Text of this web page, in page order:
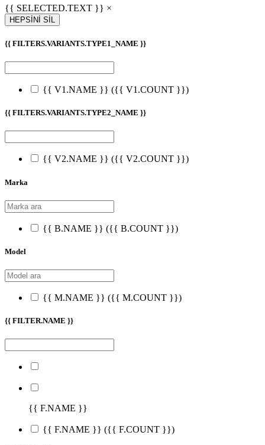
{{ SELECTED.TEXT }} ×
HEPSİNİ SİL
{{ FILTERS.VARIANTS.TYPE1_NAME }}
{{ V1.NAME }} ({{ V1.COUNT }})
{{ FILTERS.VARIANTS.TYPE2_NAME }}
{{ V2.NAME }} ({{ V2.COUNT }})
Marka
{{ B.NAME }} ({{ B.COUNT }})
Model
{{ M.NAME }} ({{ M.COUNT }})
{{ FILTER.NAME }}
{{ F.NAME }}
{{ F.NAME }} ({{ F.COUNT }})